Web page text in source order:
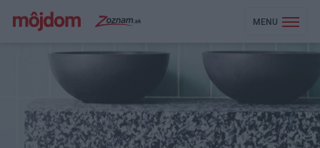
MENU